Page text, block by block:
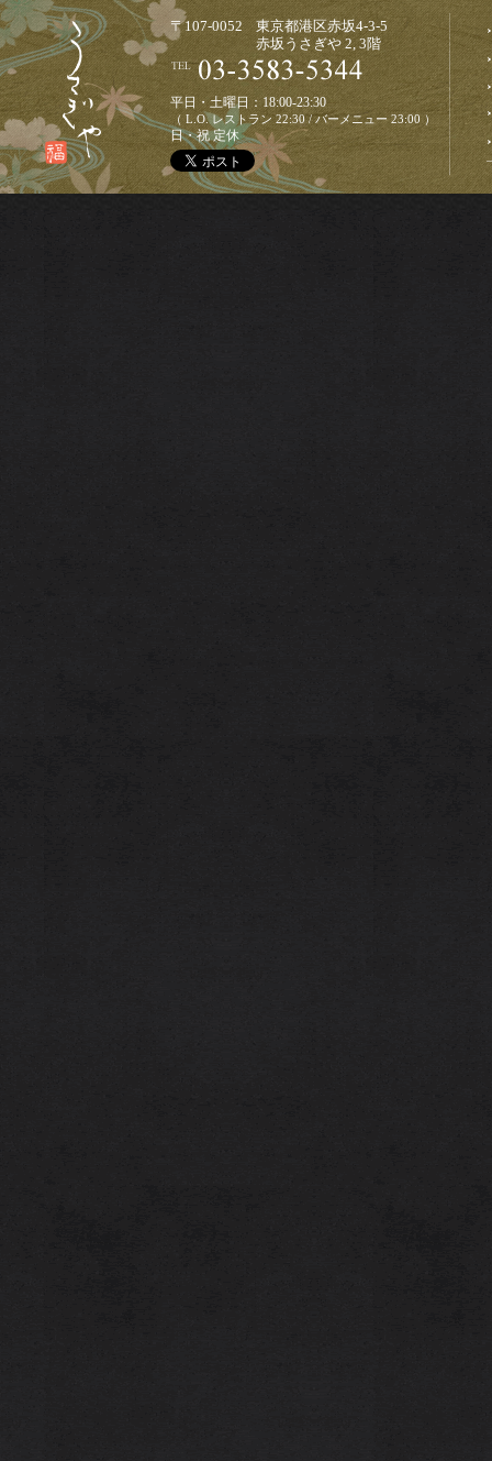
〒107-0052 東京都港区赤坂4-3-5
赤坂うさぎや 2, 3階
平日・土曜日：18:00-23:30
（ L.O. レストラン 22:30 / バーメニュー 23:00 ）
日・祝 定休